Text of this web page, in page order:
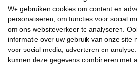
We gebruiken cookies om content en
personaliseren, om functies voor social
om ons websiteverkeer te analyseren.
informatie over uw gebruik van onze site
voor social media, adverteren en
kunnen deze gegevens combineren met
Snel
Over de
Algemeen